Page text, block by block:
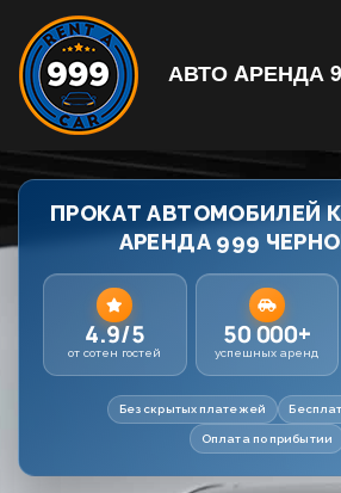
АВТО AРЕНДА
ПРОКАТ АВТОМОБИЛЕЙ
АРЕНДА 999
4.9/5
от сотен гостей
50 000+
успешных аренд
Без скрытых платежей
Оплата по прибытии